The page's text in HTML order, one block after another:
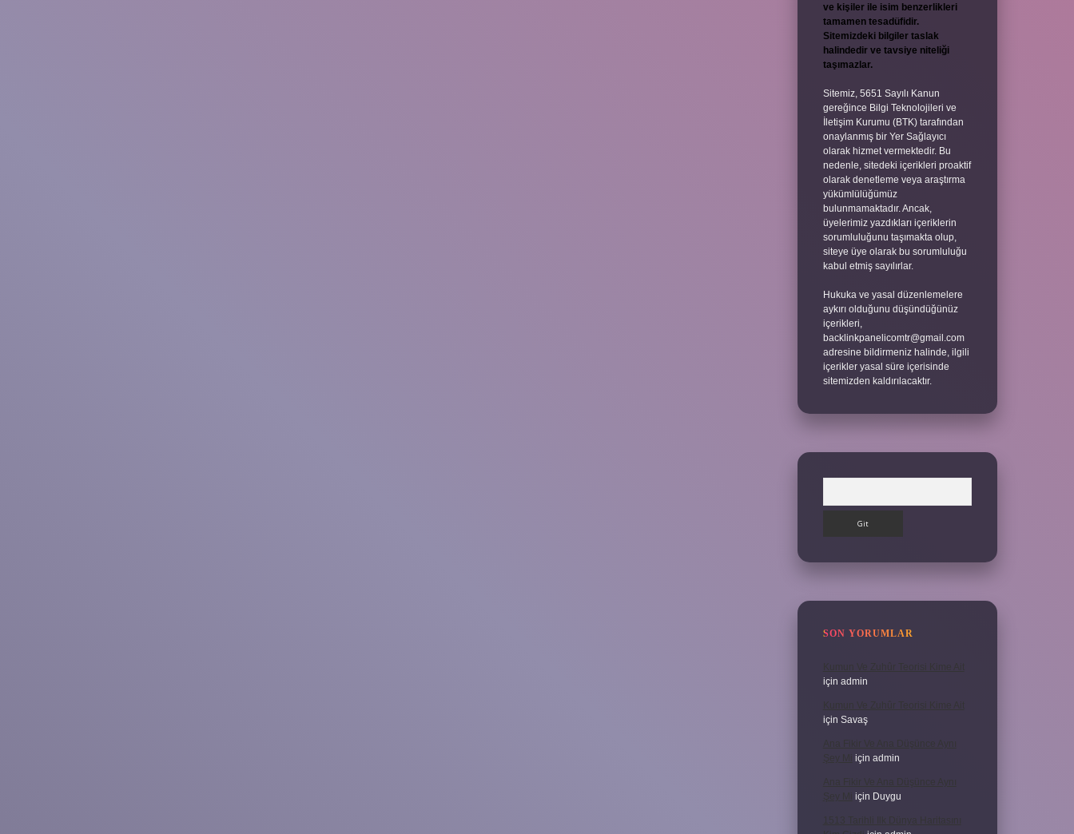
ve kişiler ile isim benzerlikleri
tamamen tesadüfidir.
Sitemizdeki bilgiler taslak
halindedir ve tavsiye niteliği
taşımazlar.
Sitemiz, 5651 Sayılı Kanun
gereğince Bilgi Teknolojileri ve
İletişim Kurumu (BTK) tarafından
onaylanmış bir Yer Sağlayıcı
olarak hizmet vermektedir. Bu
nedenle, sitedeki içerikleri proaktif
olarak denetleme veya araştırma
yükümlülüğümüz
bulunmamaktadır. Ancak,
üyelerimiz yazdıkları içeriklerin
sorumluluğunu taşımakta olup,
siteye üye olarak bu sorumluluğu
kabul etmiş sayılırlar.
Hukuka ve yasal düzenlemelere
aykırı olduğunu düşündüğünüz
içerikleri,
backlinkpanelicomtr@gmail.com
adresine bildirmeniz halinde, ilgili
içerikler yasal süre içerisinde
sitemizden kaldırılacaktır.
SON YORUMLAR
Kumun Ve Zuhûr Teorisi Kime Ait
için admin
Kumun Ve Zuhûr Teorisi Kime Ait
için Savaş
Ana Fikir Ve Ana Düşünce Aynı
Şey Mi için admin
Ana Fikir Ve Ana Düşünce Aynı
Şey Mi için Duygu
1513 Tarihli Ilk Dünya Haritasını